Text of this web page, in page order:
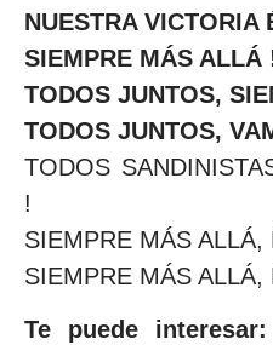
NUESTRA VICTORIA
SIEMPRE MÁS ALLÁ
TODOS JUNTOS,
TODOS JUNTOS,
TODOS
!
SIEMPRE MÁS ALLÁ,
SIEMPRE MÁS
Te puede interesar: